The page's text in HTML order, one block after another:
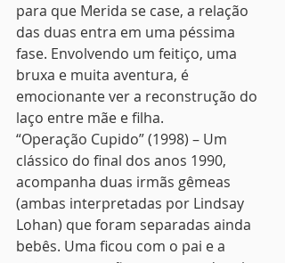
para que Merida se case, a relação
das duas entra em uma péssima
fase. Envolvendo um feitiço, uma
bruxa e muita aventura, é
emocionante ver a reconstrução do
laço entre mãe e filha.
“Operação Cupido” (1998) – Um
clássico do final dos anos 1990,
acompanha duas irmãs gêmeas
(ambas interpretadas por Lindsay
Lohan) que foram separadas ainda
bebês. Uma ficou com o pai e a